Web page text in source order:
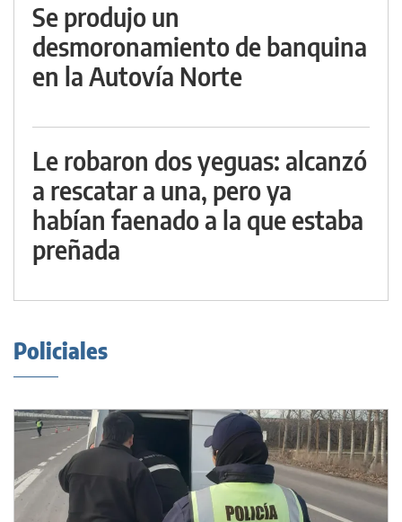
Se produjo un
desmoronamiento de banquina
en la Autovía Norte
Le robaron dos yeguas: alcanzó
a rescatar a una, pero ya
habían faenado a la que estaba
preñada
Policiales